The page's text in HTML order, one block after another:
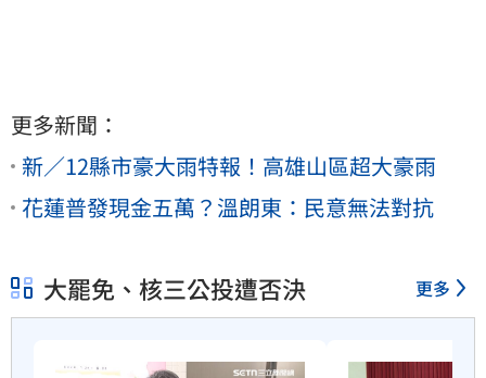
更多新聞：
新／12縣市豪大雨特報！高雄山區超大豪雨
花蓮普發現金五萬？溫朗東：民意無法對抗
大罷免、核三公投遭否決 更多